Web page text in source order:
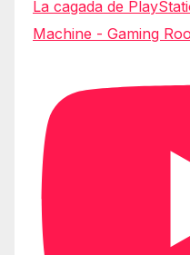
La cagada de
Machine - Gaming